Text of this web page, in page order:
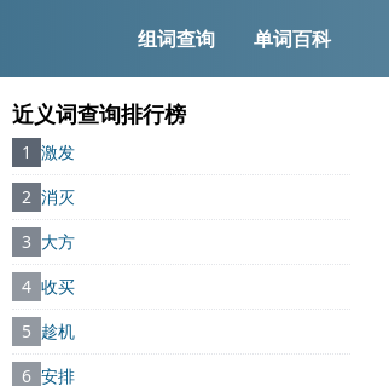
组词查询 单词百科
近义词查询排行榜
1 激发
2 消灭
3 大方
4 收买
5 趁机
6 安排